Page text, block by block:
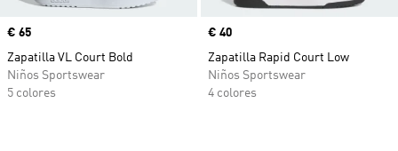
Precio
€ 65
Zapatilla VL Court Bold
Niños Sportswear
5 colores
Precio
€ 40
Zapatilla Rapid Court Low
Niños Sportswear
4 colores